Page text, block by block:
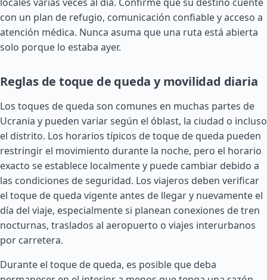
con un plan de refugio, comunicación confiable y acceso a
atención médica. Nunca asuma que una ruta está abierta
solo porque lo estaba ayer.
Reglas de toque de queda y movilidad diaria
Los toques de queda son comunes en muchas partes de
Ucrania y pueden variar según el óblast, la ciudad o incluso
el distrito. Los horarios típicos de toque de queda pueden
restringir el movimiento durante la noche, pero el horario
exacto se establece localmente y puede cambiar debido a
las condiciones de seguridad. Los viajeros deben verificar
el toque de queda vigente antes de llegar y nuevamente el
día del viaje, especialmente si planean conexiones de tren
nocturnas, traslados al aeropuerto o viajes interurbanos
por carretera.
Durante el toque de queda, es posible que deba